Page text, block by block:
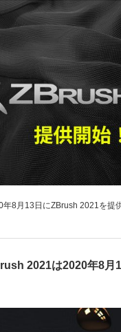
8月13日にZBrush 2021を提
2021は2020年8